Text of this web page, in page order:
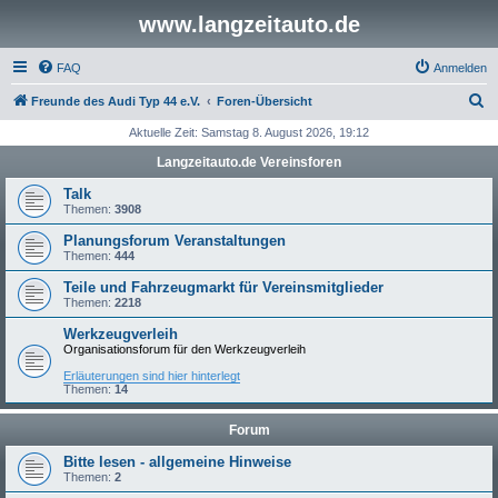
www.langzeitauto.de
FAQ Anmelden
Freunde des Audi Typ 44 e.V. Foren-Übersicht
h
Aktuelle Zeit: Samstag 8. August 2026, 19:12
Langzeitauto.de Vereinsforen
Talk
Themen: 3908
Planungsforum Veranstaltungen
Themen: 444
Teile und Fahrzeugmarkt für Vereinsmitglieder
Themen: 2218
Werkzeugverleih
Organisationsforum für den Werkzeugverleih
Erläuterungen sind hier hinterlegt
Themen: 14
Forum
Bitte lesen - allgemeine Hinweise
Themen: 2